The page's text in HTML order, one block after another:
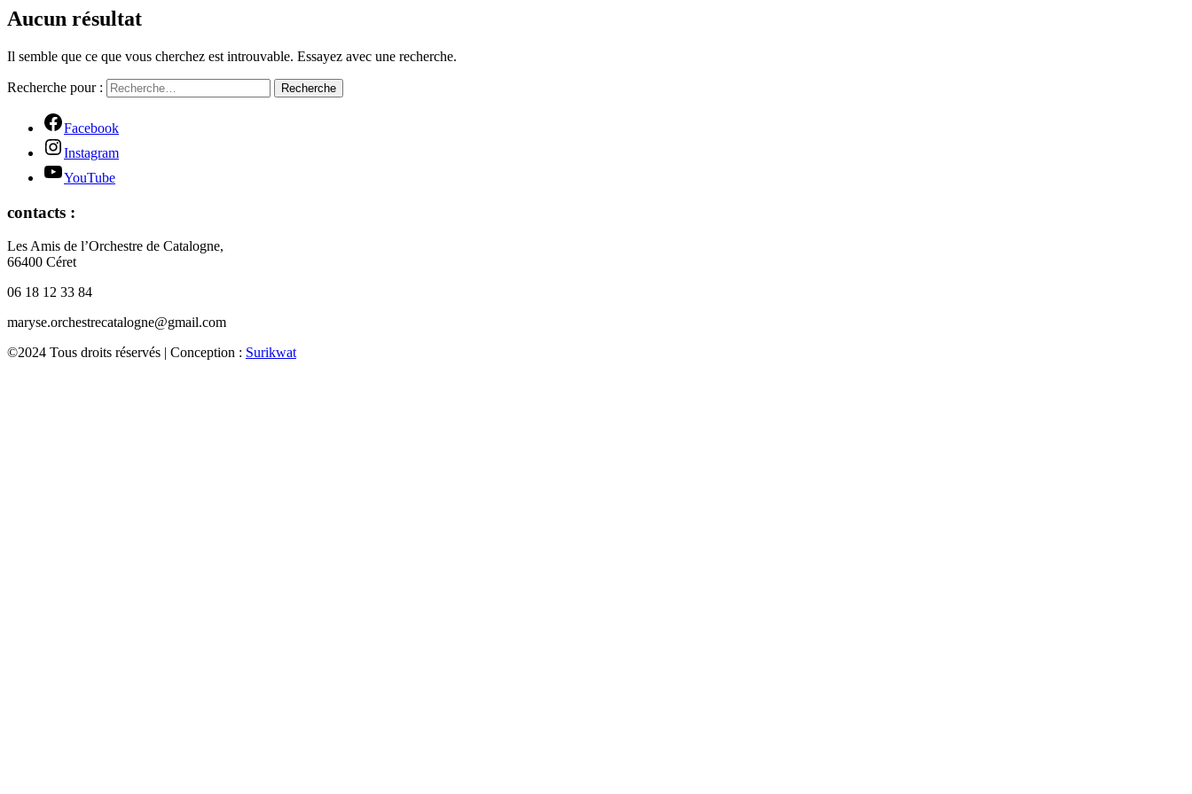
Aucun résultat
Il semble que ce que vous cherchez est introuvable. Essayez avec une recherche.
Recherche pour : Recherche
Facebook
Instagram
YouTube
contacts :
Les Amis de l’Orchestre de Catalogne,
66400 Céret
06 18 12 33 84
maryse.orchestrecatalogne@gmail.com
©2024 Tous droits réservés | Conception : Surikwat